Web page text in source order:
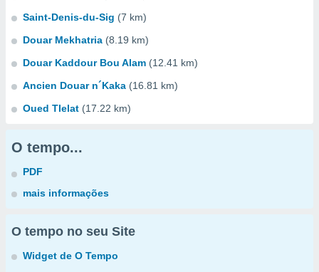
Saint-Denis-du-Sig (7 km)
Douar Mekhatria (8.19 km)
Douar Kaddour Bou Alam (12.41 km)
Ancien Douar n´Kaka (16.81 km)
Oued Tlelat (17.22 km)
O tempo...
PDF
mais informações
O tempo no seu Site
Widget de O Tempo